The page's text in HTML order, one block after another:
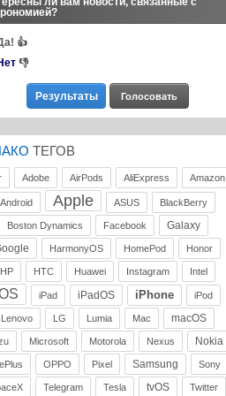
👍
👎
ТЕГОВ
Adobe AirPods AliExpress Amazon
Android Apple ASUS BlackBerry
Boston Dynamics Facebook
Galaxy
HarmonyOS HomePod Honor
HP HTC Huawei Instagram Intel
iPad iPadOS iPhone iPod
Lenovo LG Lumia Mac macOS
Microsoft Motorola Nexus Nokia
OPPO Pixel Samsung Sony
Telegram Tesla tvOS Twitter